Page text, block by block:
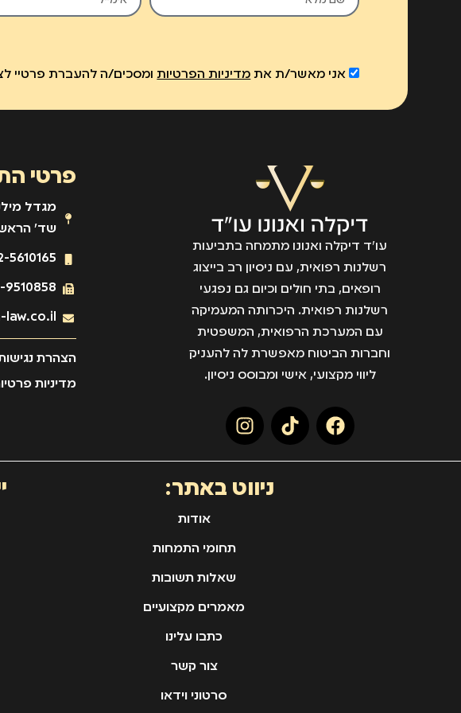
אני מאשר/ת את מדיניות הפרטיותומסכים/ה להעברת פרטיי
עו״ד דיקלה ואנונו מתמחה בתביעות
רשלנות רפואית, עם ניסיון רב בייצוג
רופאים, בתי חולים וכיום גם נפגעי
רשלנות רפואית. היכרותה המעמיקה
עם המערכת הרפואית, המשפטית
וחברות הביטוח מאפשרת לה להעניק
ליווי מקצועי, אישי ומבוסס ניסיון.
פרטי
שד' הראשונים 23
5610165
9510858
law.co.il
הצהרת
מדיניות
ניווט באתר:
אודות
תחומי התמחות
שאלות תשובות
מאמרים מקצועיים
כתבו עלינו
צור קשר
סרטוני וידאו